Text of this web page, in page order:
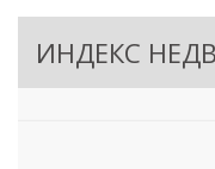
ИНДЕКС